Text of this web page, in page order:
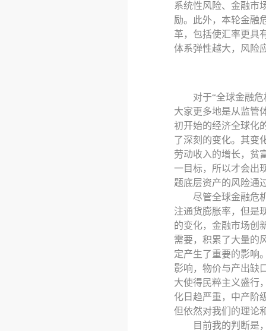
系统性风险、金融市
励。此外，本轮金融
革，包括使汇率更具
体系弹性越大，风险
对于“全球金融
大家更多地是从监管
初开始的经济全球化
了深刻的变化。其变
劳动收入的增长，贫
一目标，所以才会出
题底层资产的风险通
尽管全球金融危
注通货膨胀率，但是
的变化，金融市场创
需要，积累了大量的
定产生了重要的影响
影响，物价与产出缺
大使得民粹主义盛行
化日趋严重，中产阶
但依然对我们的理论
目前我的判断是